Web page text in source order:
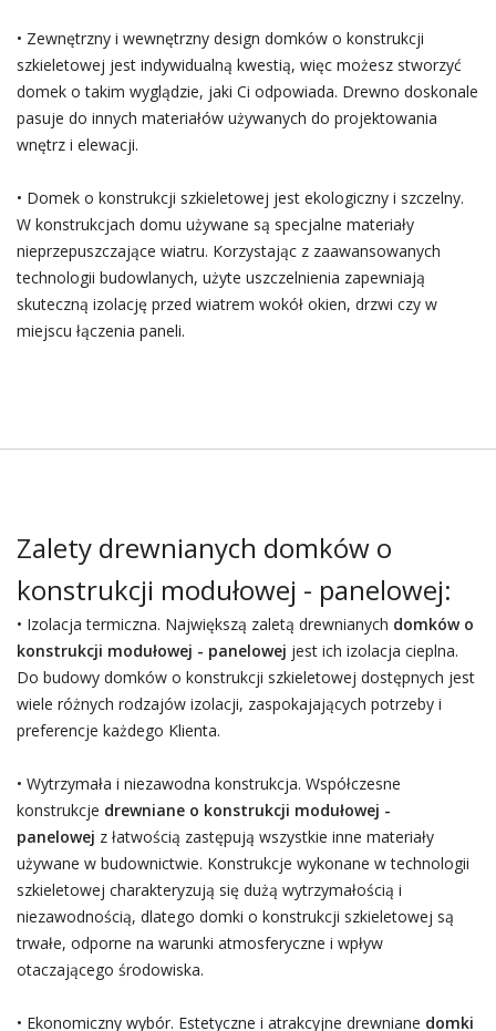
• Zewnętrzny i wewnętrzny design domków o konstrukcji
szkieletowej jest indywidualną kwestią, więc możesz stworzyć
domek o takim wyglądzie, jaki Ci odpowiada. Drewno doskonale
pasuje do innych materiałów używanych do projektowania
wnętrz i elewacji.
• Domek o konstrukcji szkieletowej jest ekologiczny i szczelny.
W konstrukcjach domu używane są specjalne materiały
nieprzepuszczające wiatru. Korzystając z zaawansowanych
technologii budowlanych, użyte uszczelnienia zapewniają
skuteczną izolację przed wiatrem wokół okien, drzwi czy w
miejscu łączenia paneli.
Zalety drewnianych domków o
konstrukcji modułowej - panelowej:
• Izolacja termiczna. Największą zaletą drewnianych domków o
konstrukcji modułowej - panelowej jest ich izolacja cieplna.
Do budowy domków o konstrukcji szkieletowej dostępnych jest
wiele różnych rodzajów izolacji, zaspokajających potrzeby i
preferencje każdego Klienta.
• Wytrzymała i niezawodna konstrukcja. Współczesne
konstrukcje drewniane o konstrukcji modułowej -
panelowej z łatwością zastępują wszystkie inne materiały
używane w budownictwie. Konstrukcje wykonane w technologii
szkieletowej charakteryzują się dużą wytrzymałością i
niezawodnością, dlatego domki o konstrukcji szkieletowej są
trwałe, odporne na warunki atmosferyczne i wpływ
otaczającego środowiska.
• Ekonomiczny wybór. Estetyczne i atrakcyjne drewniane domki